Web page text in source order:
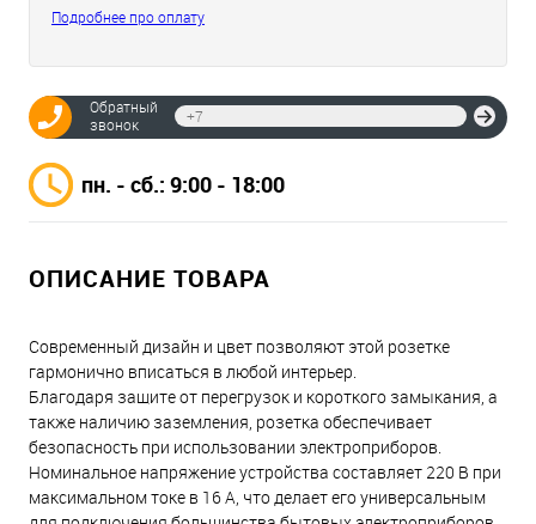
Подробнее про оплату
Обратный
звонок
пн. - сб.: 9:00 - 18:00
ОПИСАНИЕ ТОВАРА
Современный дизайн и цвет позволяют этой розетке
гармонично вписаться в любой интерьер.
Благодаря защите от перегрузок и короткого замыкания, а
также наличию заземления, розетка обеспечивает
безопасность при использовании электроприборов.
Номинальное напряжение устройства составляет 220 В при
максимальном токе в 16 А, что делает его универсальным